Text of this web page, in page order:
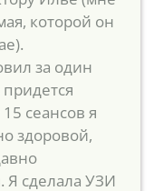
которой он
за один
сеансов я
здоровой,
Я сделала УЗИ